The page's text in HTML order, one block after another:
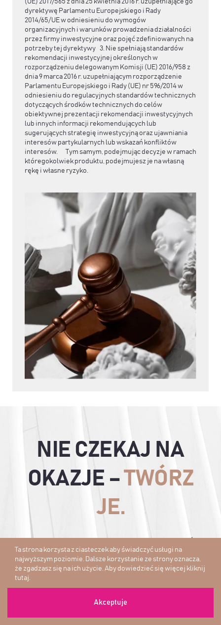
(UE) 2017/565 z dnia 25 kwietnia 2016 r. uzupełniające go
dyrektywę Parlamentu Europejskiego i Rady
2014/65/UE w odniesieniu do wymogów
organizacyjnych i warunków prowadzenia działalności
przez firmy inwestycyjne oraz pojęć zdefiniowanych na
potrzeby tej dyrektywy 3. Nie spełniają standardów
rekomendacji inwestycyjnej określonych w
rozporządzeniu delegowanym Komisji (UE) 2016/958 z
dnia 9 marca 2016 r. uzupełniającym rozporządzenie
Parlamentu Europejskiego i Rady (UE) nr 596/2014 w
odniesieniu do regulacyjnych standardów technicznych
dotyczących środków technicznych do celów
obiektywnej prezentacji rekomendacji inwestycyjnych
lub innych informacji rekomendujących lub
sugerujących strategię inwestycyjną oraz ujawniania
interesów partykularnych lub wskazań konfliktów
interesów. Tym samym, podejmując decyzje w ramach
któregokolwiek produktu, podejmujesz je na własną
rękę i własne ryzyko.
NIE CZEKAJ NA
OKAZJE –TWÓRZ
JE.
lecz strategii.
Ta strona korzysta z ciasteczek aby świadczyć usługi na
najwyższym poziomie. Dalsze korzystanie ze strony oznacza,
że zgadzasz się na ich użycie. Aby dowiedzieć się więcej kliknij
tutaj.
Akceptuje